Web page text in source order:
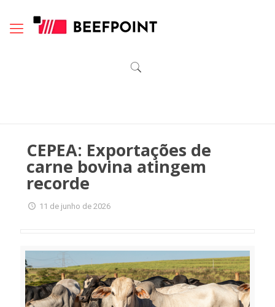
CEPEA: Exportações de
carne bovina atingem
recorde
11 de junho de 2026